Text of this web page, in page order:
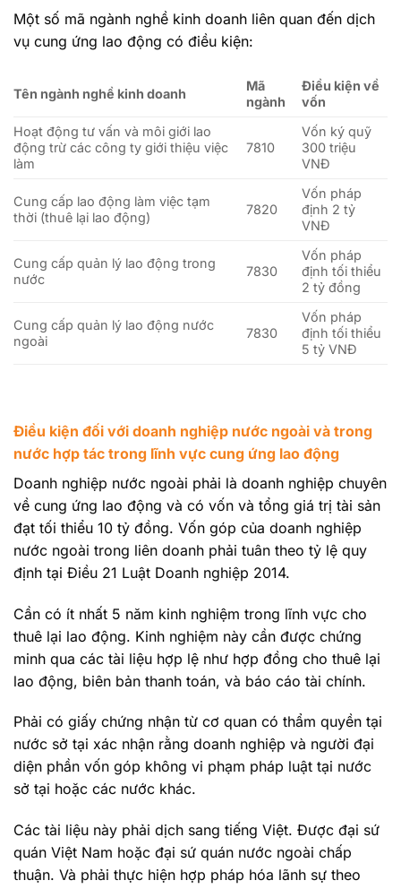
Một số mã ngành nghề kinh doanh liên quan đến dịch
vụ cung ứng lao động có điều kiện:
Tên ngành nghề kinh doanh
Mã
ngành
Điều kiện về
vốn
Hoạt động tư vấn và môi giới lao
động trừ các công ty giới thiệu việc
làm
7810
Vốn ký quỹ
300 triệu
VNĐ
Cung cấp lao động làm việc tạm
thời (thuê lại lao động)
7820
Vốn pháp
định 2 tỷ
VNĐ
Cung cấp quản lý lao động trong
nước
7830
Vốn pháp
định tối thiểu
2 tỷ đồng
Cung cấp quản lý lao động nước
ngoài
7830
Vốn pháp
định tối thiểu
5 tỷ VNĐ
Điều kiện đối với doanh nghiệp nước ngoài và trong
nước hợp tác trong lĩnh vực cung ứng lao động
Doanh nghiệp nước ngoài phải là doanh nghiệp chuyên
về cung ứng lao động và có vốn và tổng giá trị tài sản
đạt tối thiểu 10 tỷ đồng. Vốn góp của doanh nghiệp
nước ngoài trong liên doanh phải tuân theo tỷ lệ quy
định tại Điều 21 Luật Doanh nghiệp 2014.
Cần có ít nhất 5 năm kinh nghiệm trong lĩnh vực cho
thuê lại lao động. Kinh nghiệm này cần được chứng
minh qua các tài liệu hợp lệ như hợp đồng cho thuê lại
lao động, biên bản thanh toán, và báo cáo tài chính.
Phải có giấy chứng nhận từ cơ quan có thẩm quyền tại
nước sở tại xác nhận rằng doanh nghiệp và người đại
diện phần vốn góp không vi phạm pháp luật tại nước
sở tại hoặc các nước khác.
Các tài liệu này phải dịch sang tiếng Việt. Được đại sứ
quán Việt Nam hoặc đại sứ quán nước ngoài chấp
thuận. Và phải thực hiện hợp pháp hóa lãnh sự theo